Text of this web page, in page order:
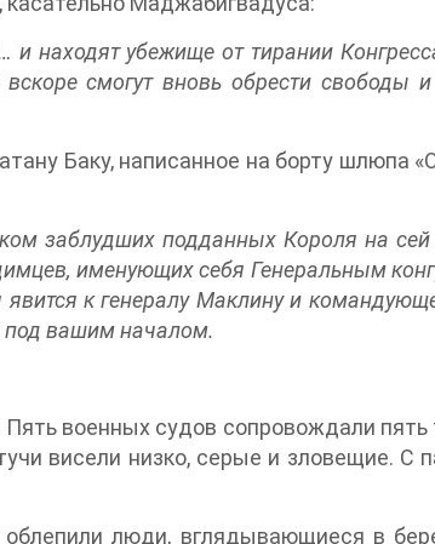
находят убежище от тирании
смогут вновь обрести свободы
Баку, написанное на борту шлюпа
заблудших подданных Короля на
именующих себя Генеральным
к генералу Маклину и
под вашим началом.
военных судов сопровождали пять
висели низко, серые и зловещие. С
люди, вглядывающиеся в